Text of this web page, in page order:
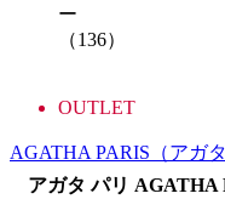
ー
（136）
OUTLET
AGATHA PARIS （アガ
アガタ パリ AGATHA